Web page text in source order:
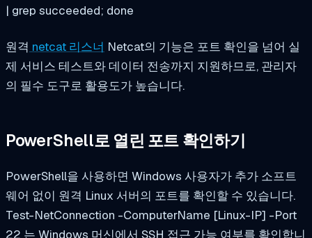
| grep succeeded; done
원격 netcat 리스너 Netcat의 기능은 포트 확인을 넘어 실
제 서비스 테스트와 데이터 전송까지 지원하므로, 관리자
의 필수 도구로 활용도가 높습니다.
PowerShell로 열린 포트 확인하기
PowerShell을 사용하면 Windows 사용자가 추가 소프트
웨어 없이 원격 Linux 서버의 포트를 확인할 수 있습니다.
Test-NetConnection -ComputerName [Linux-IP] -Port
22 는 Windows 머신에서 SSH 접근 가능 여부를 확인합니